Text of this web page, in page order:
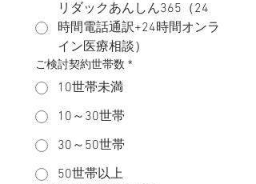
リダックあんしん365（24
時間電話通訳+24時間オンラ
イン医療相談）
​ご検討契約世帯数 *
10世帯未満
10～30世帯
30～50世帯
50世帯以上